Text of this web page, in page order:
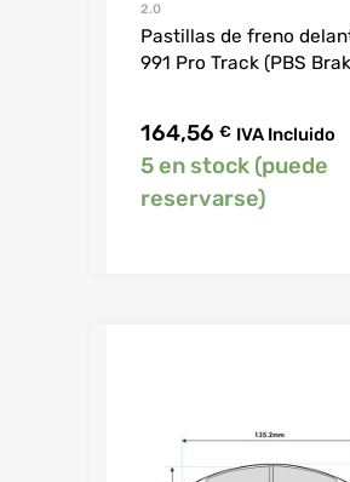
2.0
Pastillas de freno
991 Pro Track (PBS
164,56 € IVA Incluido
5 en stock (puede
reservarse)